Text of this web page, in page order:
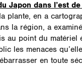
Japon dans l’est
plante, en a
la région, a
au point du matériel
les menaces
en toute